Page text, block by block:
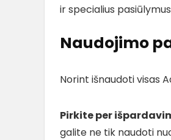
ir specialius
Naudojimo
Norint išnaudoti visas
Pirkite per
galite ne tik naudoti